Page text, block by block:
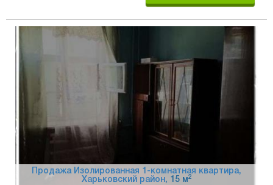
Продажа Изолированная 1-комнатная квартира,
Харьковский район , 15 м 2